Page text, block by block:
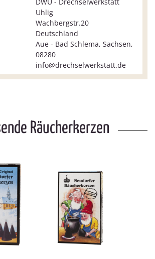
Uhlig
Wachbergstr.20
Deutschland
Aue - Bad Schlema, Sachsen,
08280
info@drechselwerkstatt.de
Räucherkerzen